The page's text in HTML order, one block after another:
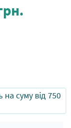
суму від 750